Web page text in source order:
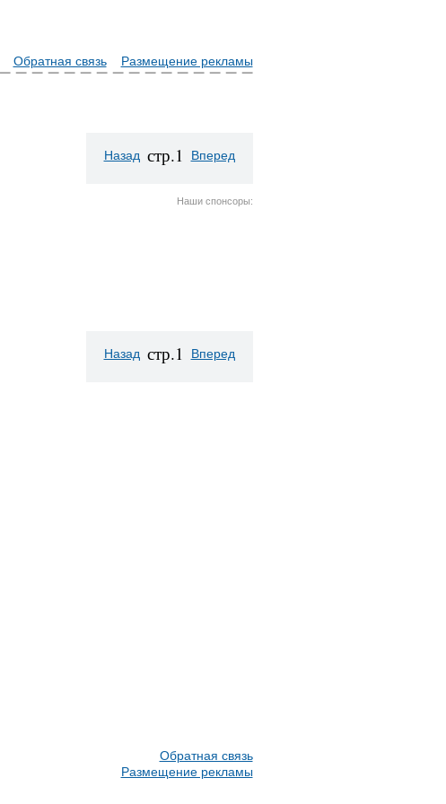
Обратная связь Размещение рекламы
Назад стр.1 Вперед
Наши спонсоры:
Назад стр.1 Вперед
Обратная связь
Размещение рекламы